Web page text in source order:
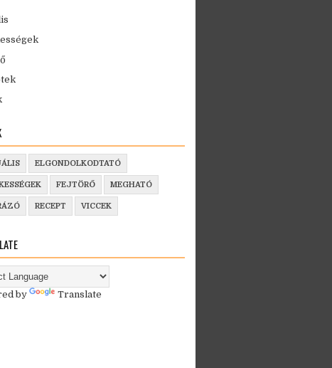
ELGONDOLKODTATÓ
FEJTÖRŐ MEGHATÓ
RECEPT VICCEK
by Translate